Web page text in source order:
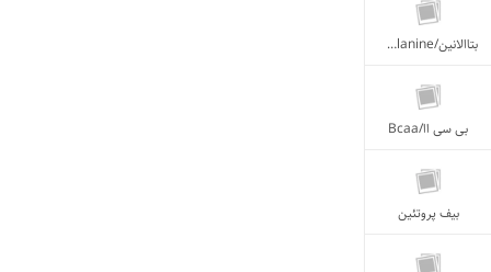
بتاالانین/Beta Alanine
بی سی اا/Bcaa
بیف پروتئین